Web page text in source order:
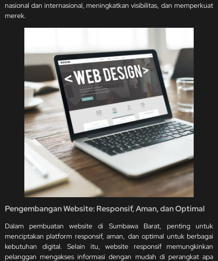
nasional dan internasional, meningkatkan visibilitas, dan memperkuat
merek.
Pengembangan Website: Responsif, Aman, dan Optimal
Dalam pembuatan website di Sumbawa Barat, penting untuk
menciptakan platform responsif, aman, dan optimal untuk berbagai
kebutuhan digital. Selain itu, website responsif memungkinkan
pelanggan mengakses informasi dengan mudah di perangkat apa